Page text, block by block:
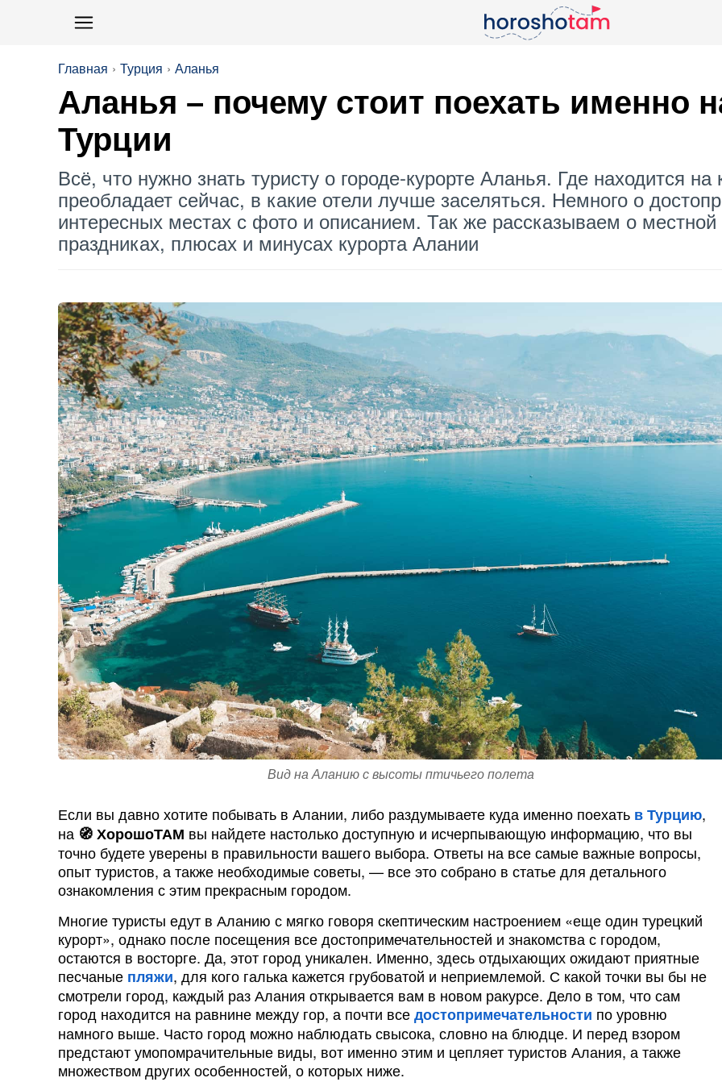
Главная Турция Аланья
Аланья – почему стоит поехать именно
Турции
Всё, что нужно знать туристу о городе-курорте Аланья. Где находится
преобладает сейчас, в какие отели лучше заселяться. Немного о
интересных местах с фото и описанием. Так же рассказываем о
праздниках, плюсах и минусах курорта Алании
Вид на Аланию с высоты птичьего полета
Если вы давно хотите побывать в Алании, либо раздумываете куда именно поехать в Турцию,
на
ХорошоТАМ вы найдете настолько доступную и исчерпывающую информацию, что вы
точно будете уверены в правильности вашего выбора. Ответы на все самые важные вопросы,
опыт туристов, а также необходимые советы, ­— все это собрано в статье для детального
ознакомления с этим прекрасным городом.
Многие туристы едут в Аланию с мягко говоря скептическим настроением «еще один турецкий
курорт», однако после посещения все достопримечательностей и знакомства с городом,
остаются в восторге. Да, этот город уникален. Именно, здесь отдыхающих ожидают приятные
песчаные пляжи, для кого галька кажется грубоватой и неприемлемой. С какой точки вы бы не
смотрели город, каждый раз Алания открывается вам в новом ракурсе. Дело в том, что сам
город находится на равнине между гор, а почти вседостопримечательности по уровню
намного выше. Часто город можно наблюдать свысока, словно на блюдце. И перед взором
предстают умопомрачительные виды, вот именно этим и цепляет туристов Алания, а также
множеством других особенностей, о которых ниже.